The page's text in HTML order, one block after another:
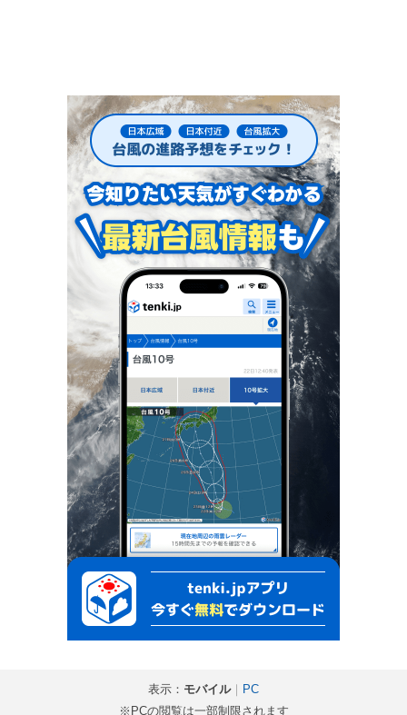
表示： モバイル｜
PC
※PCの閲覧は一部制限されます